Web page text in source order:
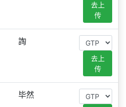
去上
传
䛬
去上
传
毕然